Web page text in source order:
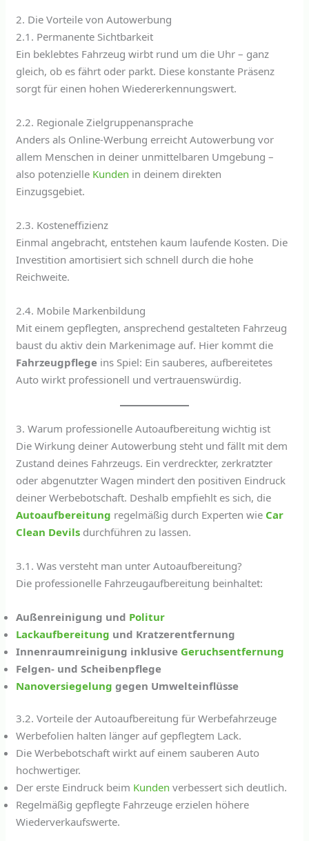
2. Die Vorteile von Autowerbung
2.1. Permanente Sichtbarkeit
Ein beklebtes Fahrzeug wirbt rund um die Uhr – ganz
gleich, ob es fährt oder parkt. Diese konstante Präsenz
sorgt für einen hohen Wiedererkennungswert.
2.2. Regionale Zielgruppenansprache
Anders als Online-Werbung erreicht Autowerbung vor
allem Menschen in deiner unmittelbaren Umgebung –
also potenzielle Kunden in deinem direkten
Einzugsgebiet.
2.3. Kosteneffizienz
Einmal angebracht, entstehen kaum laufende Kosten. Die
Investition amortisiert sich schnell durch die hohe
Reichweite.
2.4. Mobile Markenbildung
Mit einem gepflegten, ansprechend gestalteten Fahrzeug
baust du aktiv dein Markenimage auf. Hier kommt die
Fahrzeugpflege ins Spiel: Ein sauberes, aufbereitetes
Auto wirkt professionell und vertrauenswürdig.
3. Warum professionelle Autoaufbereitung wichtig ist
Die Wirkung deiner Autowerbung steht und fällt mit dem
Zustand deines Fahrzeugs. Ein verdreckter, zerkratzter
oder abgenutzter Wagen mindert den positiven Eindruck
deiner Werbebotschaft. Deshalb empfiehlt es sich, die
Autoaufbereitung regelmäßig durch Experten wie Car
Clean Devils durchführen zu lassen.
3.1. Was versteht man unter Autoaufbereitung?
Die professionelle Fahrzeugaufbereitung beinhaltet:
Außenreinigung und Politur
Lackaufbereitung und Kratzerentfernung
Innenraumreinigung inklusive Geruchsentfernung
Felgen- und Scheibenpflege
Nanoversiegelung gegen Umwelteinflüsse
3.2. Vorteile der Autoaufbereitung für Werbefahrzeuge
Werbefolien halten länger auf gepflegtem Lack.
Die Werbebotschaft wirkt auf einem sauberen Auto
hochwertiger.
Der erste Eindruck beim Kunden verbessert sich deutlich.
Regelmäßig gepflegte Fahrzeuge erzielen höhere
Wiederverkaufswerte.